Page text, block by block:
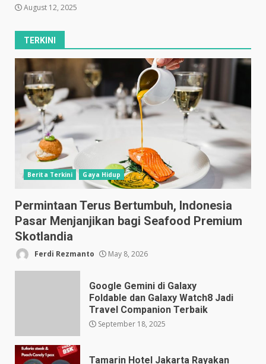
August 12, 2025
TERKINI
Berita Terkini Gaya Hidup
Permintaan Terus Bertumbuh, Indonesia
Pasar Menjanjikan bagi Seafood Premium
Skotlandia
Ferdi Rezmanto May 8, 2026
Google Gemini di Galaxy
Foldable dan Galaxy Watch8 Jadi
Travel Companion Terbaik
September 18, 2025
Tamarin Hotel Jakarta Rayakan